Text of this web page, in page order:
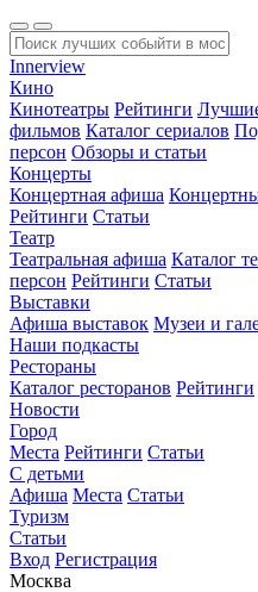
Innerview
Кино
Кинотеатры Рейтинги
фильмов Каталог сериалов
персон Обзоры и статьи
Концерты
Концертная афиша
Рейтинги Статьи
Театр
Театральная афиша Каталог
персон Рейтинги Статьи
Выставки
Афиша выставок Музеи и
Наши подкасты
Рестораны
Каталог ресторанов Рейтинги
Новости
Город
Места Рейтинги Статьи
С детьми
Афиша Места Статьи
Туризм
Статьи
Вход Регистрация
Москва